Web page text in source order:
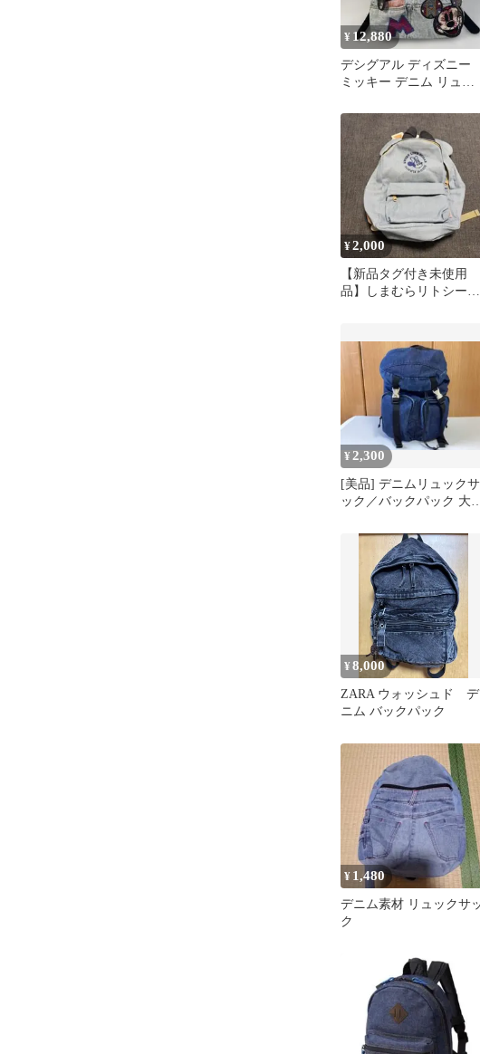
¥ 12,880
デシグアル ディズニー
ミッキー デニム リュッ
¥2,000
【新品タグ付き未使用
品】しまむらリトシー
¥2,300
[美品] デニムリュックサ
ック／バックパック 大
¥8,000
ZARA ウォッシュド デ
ニム バックパック
¥ 1,480
デニム素材 リュックサ
ク